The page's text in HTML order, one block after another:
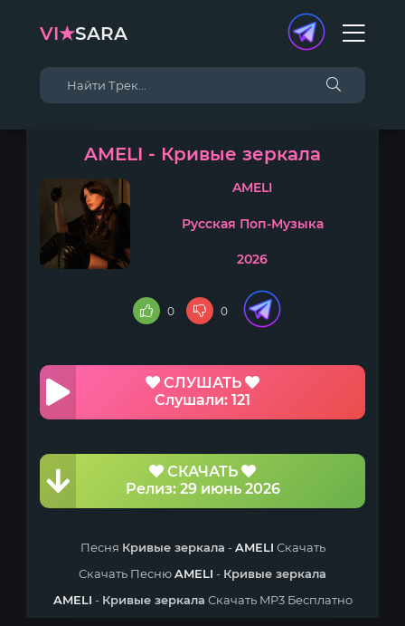
VI★SARA
AMELI - Кривые зеркала
AMELI
Русская Поп-Музыка
2026
0 0
СЛУШАТЬ
Слушали: 121
СКАЧАТЬ
Релиз: 29 июнь 2026
Песня Кривые зеркала -AMELI Скачать
Скачать ПеснюAMELI - Кривые зеркала
AMELI - Кривые зеркала Скачать MP3 Бесплатно